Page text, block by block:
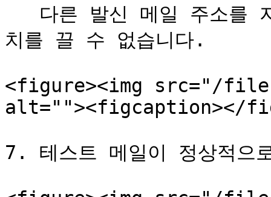
치를 끌 수 없습니다.
<figure><img src="/
alt=""><figcaption></
7. 테스트 메일이 정상적으